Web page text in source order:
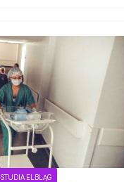
STUDIA ELBLĄG